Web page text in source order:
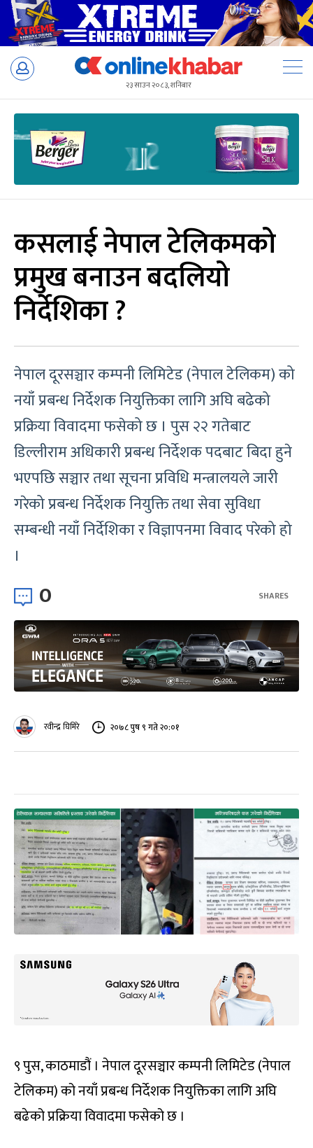
Skip
२३ साउन २०८३, शनिबार
कसलाई नेपाल टेलिकमको
प्रमुख बनाउन बदलियो
निर्देशिका ?
नेपाल दूरसञ्चार कम्पनी लिमिटेड (नेपाल टेलिकम) को
नयाँ प्रबन्ध निर्देशक नियुक्तिका लागि अघि बढेको
प्रक्रिया विवादमा फसेको छ । पुस २२ गतेबाट
डिल्लीराम अधिकारी प्रबन्ध निर्देशक पदबाट बिदा हुने
भएपछि सञ्चार तथा सूचना प्रविधि मन्त्रालयले जारी
गरेको प्रबन्ध निर्देशक नियुक्ति तथा सेवा सुविधा
सम्बन्धी नयाँ निर्देशिका र विज्ञापनमा विवाद परेको हो
।
0 SHARES
रवीन्द्र घिमिरे २०७८ पुष ९ गते २०:०१
९ पुस, काठमाडौं । नेपाल दूरसञ्चार कम्पनी लिमिटेड (नेपाल
टेलिकम) को नयाँ प्रबन्ध निर्देशक नियुक्तिका लागि अघि
बढेको प्रक्रिया विवादमा फसेको छ ।